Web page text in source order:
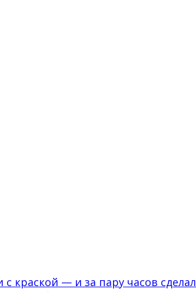
краской — и за пару часов